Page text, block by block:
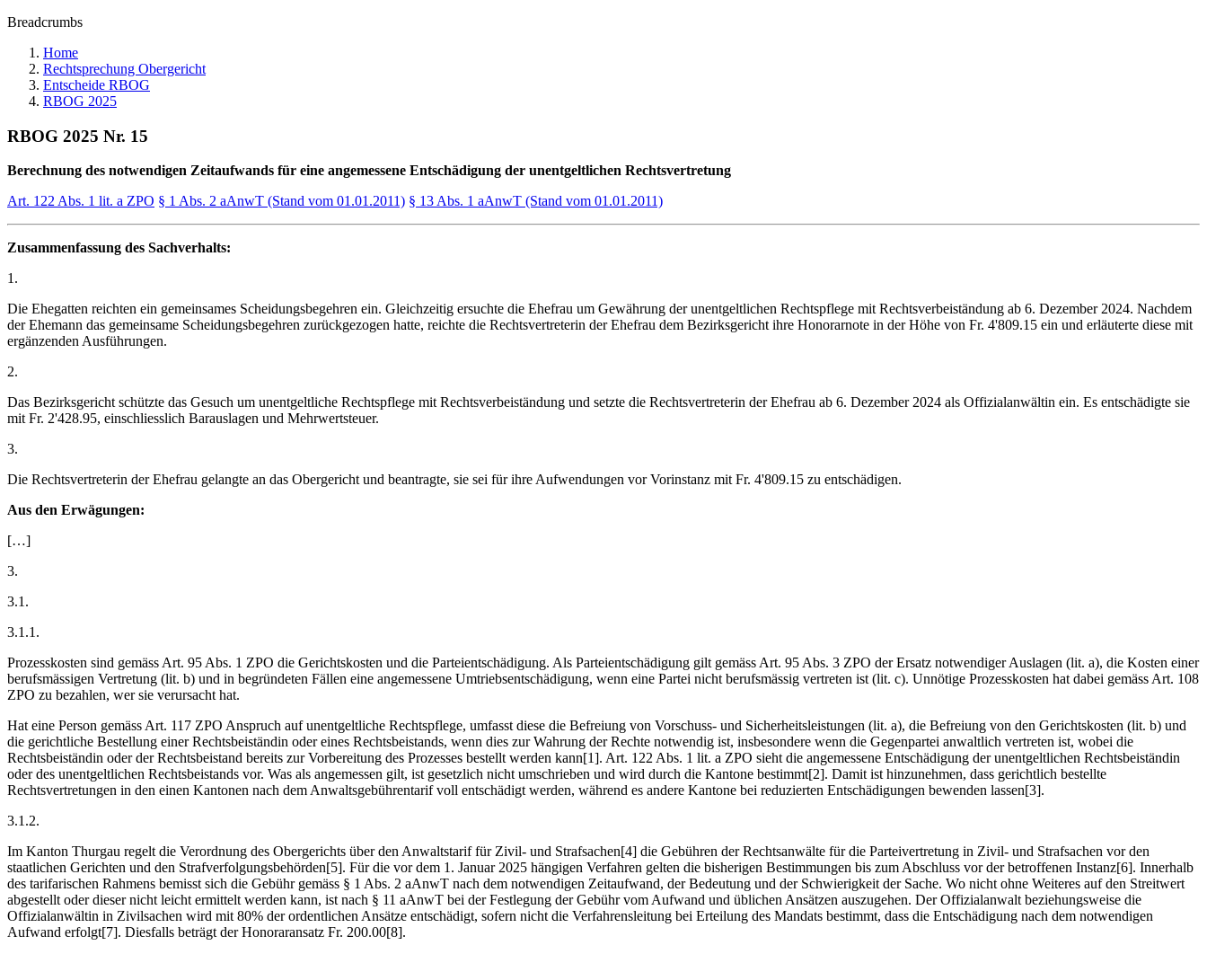
Breadcrumbs
Home
Rechtsprechung Obergericht
Entscheide RBOG
RBOG 2025
RBOG 2025 Nr. 15
Berechnung des notwendigen Zeitaufwands für eine angemessene Entschädigung der unentgeltlichen Rechtsvertretung
Art. 122 Abs. 1 lit. a ZPO § 1 Abs. 2 aAnwT (Stand vom 01.01.2011) § 13 Abs. 1 aAnwT (Stand vom 01.01.2011)
Zusammenfassung des Sachverhalts:
1.
Die Ehegatten reichten ein gemeinsames Scheidungsbegehren ein. Gleichzeitig ersuchte die Ehefrau um Gewährung der unentgeltlichen Rechtspflege mit Rechtsverbeiständung ab 6. De­zember 2024. Nachdem
der Ehemann das gemeinsame Scheidungsbegehren zurückgezogen hatte, reichte die Rechtsvertreterin der Ehefrau dem Bezirksgericht ihre Honorarnote in der Höhe von Fr. 4'809.15 ein und erläuterte diese mit
ergänzenden Ausführungen.
2.
Das Bezirksgericht schützte das Gesuch um unentgeltliche Rechtspflege mit Rechtsverbeiständung und setzte die Rechtsvertreterin der Ehefrau ab 6. Dezember 2024 als Offizialanwältin ein. Es entschädigte sie
mit Fr. 2'428.95, einschliesslich Barauslagen und Mehrwertsteuer.
3.
Die Rechtsvertreterin der Ehefrau gelangte an das Obergericht und beantragte, sie sei für ihre Aufwendungen vor Vorinstanz mit Fr. 4'809.15 zu entschädigen.
Aus den Erwägungen:
[…]
3.
3.1.
3.1.1.
Prozesskosten sind gemäss Art. 95 Abs. 1 ZPO die Gerichtskosten und die Parteientschädigung. Als Parteientschädigung gilt gemäss Art. 95 Abs. 3 ZPO der Ersatz notwendiger Auslagen (lit. a), die Kosten einer
berufsmässigen Vertretung (lit. b) und in begründeten Fällen eine angemessene Umtriebsentschädigung, wenn eine Partei nicht berufsmässig vertreten ist (lit. c). Unnötige Prozesskosten hat dabei gemäss Art. 108
ZPO zu bezahlen, wer sie verursacht hat.
Hat eine Person gemäss Art. 117 ZPO Anspruch auf unentgeltliche Rechtspflege, umfasst diese die Befreiung von Vorschuss- und Sicherheitsleistungen (lit. a), die Befreiung von den Gerichtskosten (lit. b) und
die gerichtliche Bestellung einer Rechtsbeiständin oder eines Rechtsbeistands, wenn dies zur Wahrung der Rechte notwendig ist, insbesondere wenn die Gegenpartei anwaltlich vertreten ist, wobei die
Rechtsbeiständin oder der Rechtsbeistand bereits zur Vorbereitung des Prozesses bestellt werden kann[1]. Art. 122 Abs. 1 lit. a ZPO sieht die angemessene Entschädigung der unentgeltlichen Rechtsbeiständin
oder des unentgeltlichen Rechtsbeistands vor. Was als angemessen gilt, ist gesetzlich nicht umschrieben und wird durch die Kantone bestimmt[2]. Damit ist hinzunehmen, dass gerichtlich bestellte
Rechtsvertretungen in den einen Kantonen nach dem Anwaltsgebührentarif voll entschädigt werden, während es andere Kantone bei reduzierten Entschädigungen bewenden lassen[3].
3.1.2.
Im Kanton Thurgau regelt die Verordnung des Obergerichts über den Anwaltstarif für Zivil- und Strafsachen[4] die Gebühren der Rechtsanwälte für die Parteivertretung in Zivil- und Strafsachen vor den
staatlichen Gerichten und den Strafverfolgungsbehörden[5]. Für die vor dem 1. Januar 2025 hängigen Verfahren gelten die bisherigen Bestimmungen bis zum Abschluss vor der betroffenen Instanz[6]. Innerhalb
des tarifarischen Rahmens bemisst sich die Gebühr gemäss § 1 Abs. 2 aAnwT nach dem notwendigen Zeitaufwand, der Bedeutung und der Schwierigkeit der Sache. Wo nicht ohne Weiteres auf den Streitwert
abgestellt oder dieser nicht leicht ermittelt werden kann, ist nach § 11 aAnwT bei der Festlegung der Gebühr vom Aufwand und üblichen Ansätzen auszugehen. Der Offizialanwalt beziehungsweise die
Offizialanwältin in Zivilsachen wird mit 80% der ordentlichen Ansätze entschädigt, sofern nicht die Verfahrensleitung bei Erteilung des Mandats bestimmt, dass die Entschädigung nach dem notwendigen
Aufwand erfolgt[7]. Diesfalls beträgt der Honoraransatz Fr. 200.00[8].